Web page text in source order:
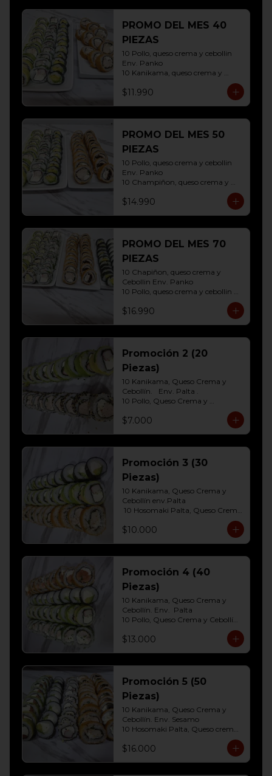
PROMO DEL MES 40
PIEZAS
10 Pollo, queso crema y cebollin
Env. Panko
10 Kanikama, queso crema y
10 Pollo, queso crema y cebollin
$11.990
PROMO DEL MES 50
PIEZAS
10 Pollo, queso crema y cebollin
Env. Panko
10 Champiñon, queso crema y
10 Kanikama, queso crema y
Env. Palta
10 Hosomaki ( Palta)
$14.990
PROMO DEL MES 70
PIEZAS
10 Chapiñon, queso crema y
Cebollin Env. Panko
10 Pollo, queso crema y cebollin
10 Palmito, queso crema y palta
Palta Env. Cibulette
10 Pollo, queso crema y cebollin
Env. Palta
10 Hosomaki (Queso crema)
10 Hosomaki ( Palta)
$16.990
Promoción 2 (20
Piezas)
10 Kanikama, Queso Crema y
Cebollín.	Env. Palta .
10 Pollo, Queso Crema y
frito
$7.000
Promoción 3 (30
Piezas)
10 Kanikama, Queso Crema y
Cebollín env.Palta
10 Hosomaki Palta, Queso Crema
10 Pollo, Queso Crema y Cebollin
Env. Frito
$10.000
Promoción 4 (40
Piezas)
10 Kanikama, Queso Crema y
Cebollín. Env.  Palta
10 Pollo, Queso Crema y Cebollín
10 Hosomaki Palta, Queso crema
$13.000
Promoción 5 (50
Piezas)
10 Kanikama, Queso Crema y
Cebollín. Env. Sesamo
10 Hosomaki Palta, Queso crema
Cebollín Env.Palta
10 Pollo, Queso Crema y Cebollín
$16.000